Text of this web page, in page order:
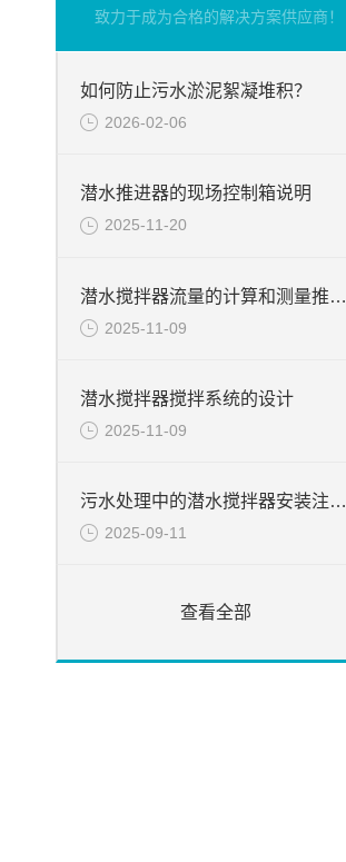
致力于成为合格的解决方案供应商！
如何防止污水淤泥絮凝堆积？
2026-02-06
潜水推进器的现场控制箱说明
2025-11-20
潜水搅拌器流量的计算和测量推力的试验台介绍
2025-11-09
潜水搅拌器搅拌系统的设计
2025-11-09
污水处理中的潜水搅拌器安装注意事项
2025-09-11
查看全部